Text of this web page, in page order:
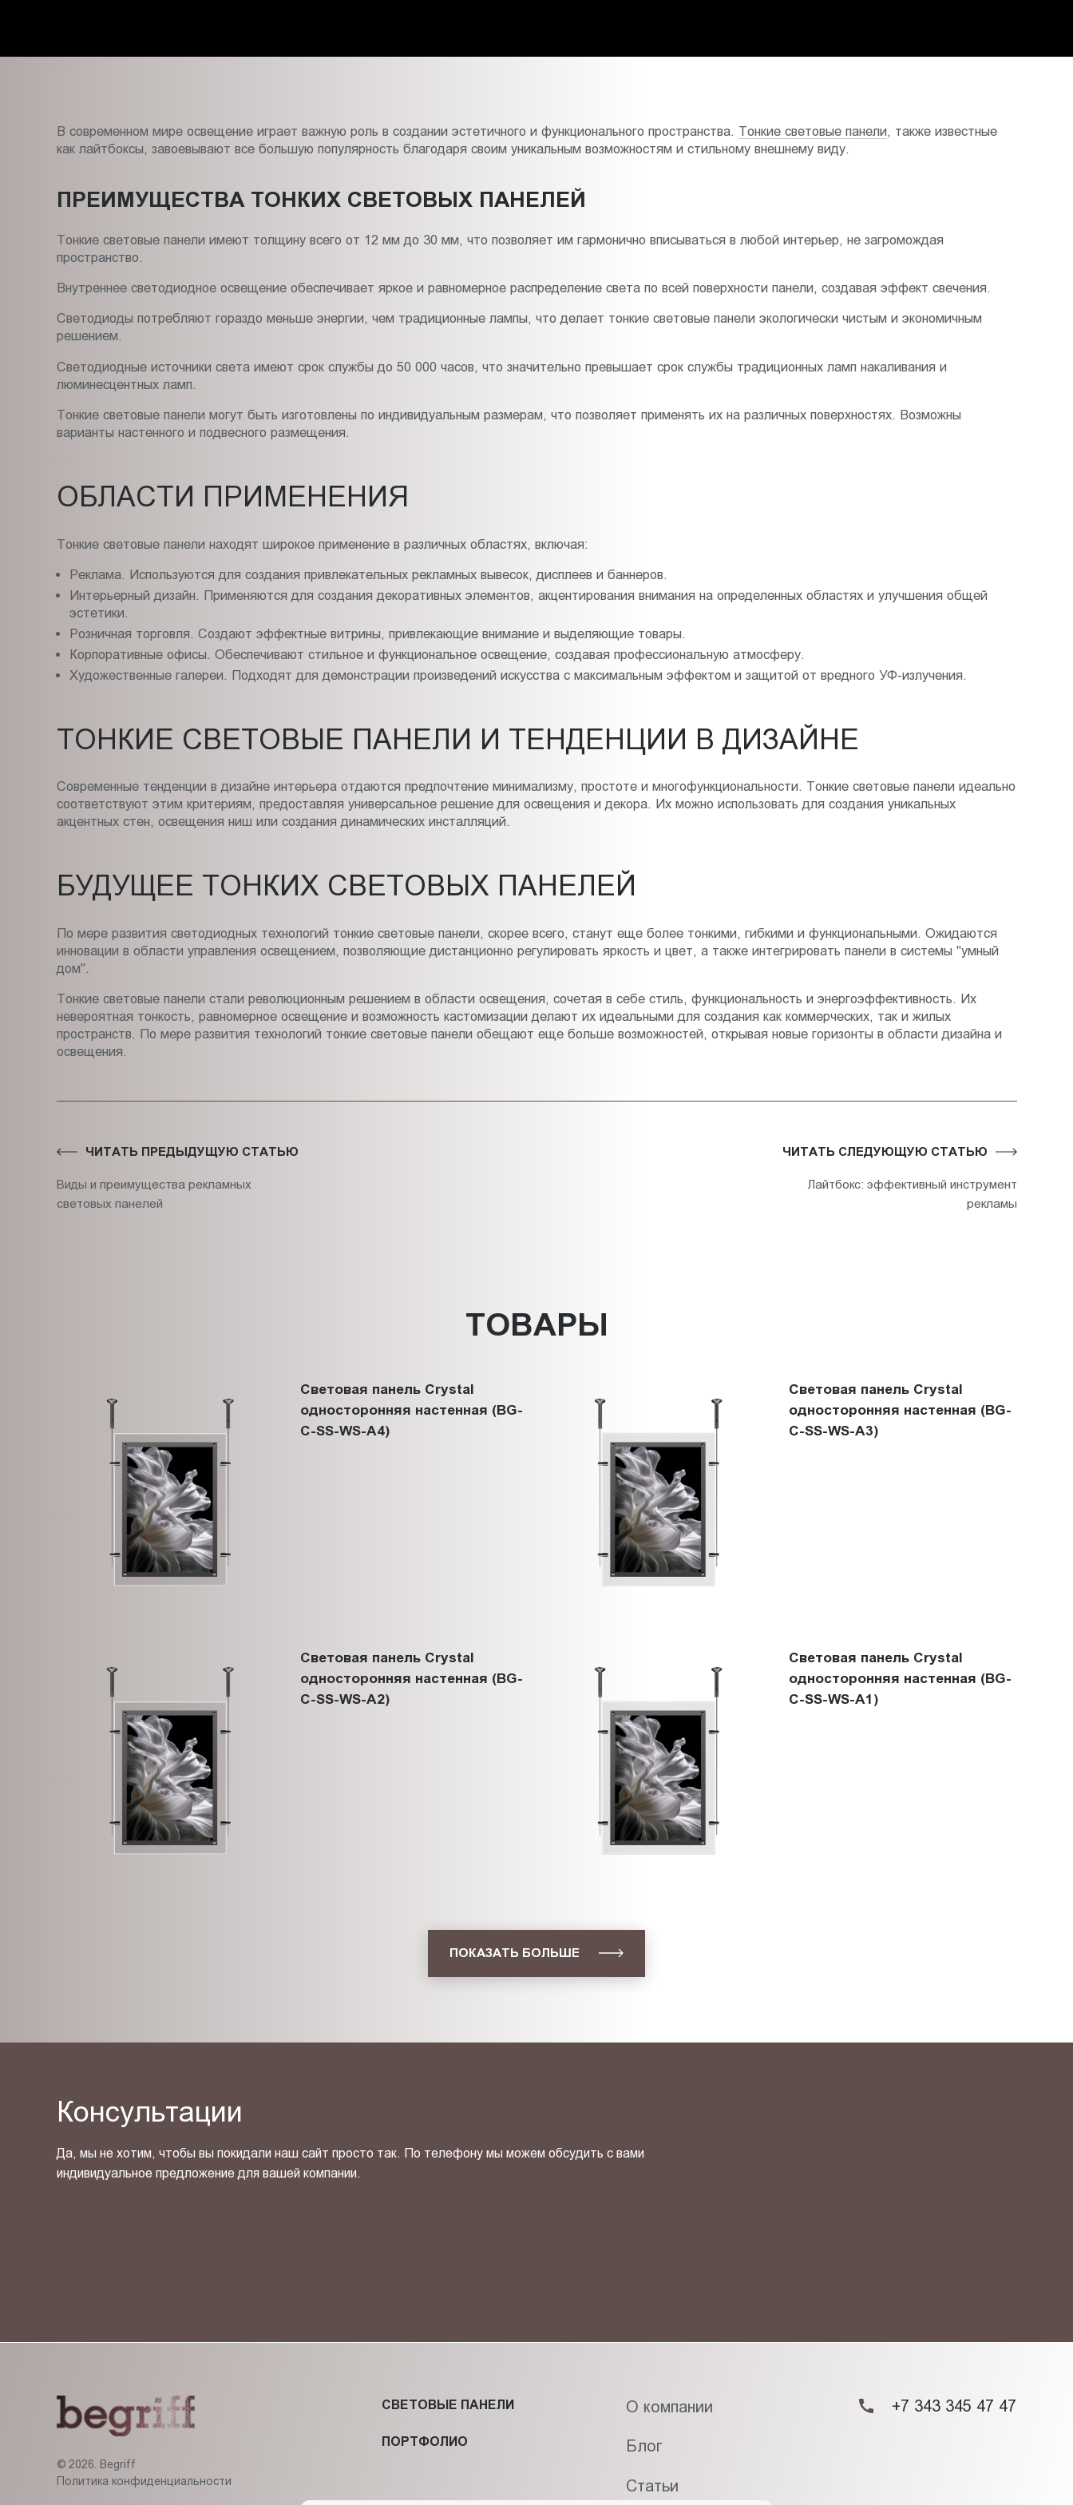
В современном мире освещение играет важную роль в создании эстетичного и функционального пространства. Тонкие световые панели, также известные
как лайтбоксы, завоевывают все большую популярность благодаря своим уникальным возможностям и стильному внешнему виду.
ПРЕИМУЩЕСТВА ТОНКИХ СВЕТОВЫХ ПАНЕЛЕЙ
Тонкие световые панели имеют толщину всего от 12 мм до 30 мм, что позволяет им гармонично вписываться в любой интерьер, не загромождая
пространство.
Внутреннее светодиодное освещение обеспечивает яркое и равномерное распределение света по всей поверхности панели, создавая эффект свечения.
Светодиоды потребляют гораздо меньше энергии, чем традиционные лампы, что делает тонкие световые панели экологически чистым и экономичным
решением.
Светодиодные источники света имеют срок службы до 50 000 часов, что значительно превышает срок службы традиционных ламп накаливания и
люминесцентных ламп.
Тонкие световые панели могут быть изготовлены по индивидуальным размерам, что позволяет применять их на различных поверхностях. Возможны
варианты настенного и подвесного размещения.
ОБЛАСТИ ПРИМЕНЕНИЯ
Тонкие световые панели находят широкое применение в различных областях, включая:
Реклама. Используются для создания привлекательных рекламных вывесок, дисплеев и баннеров.
Интерьерный дизайн. Применяются для создания декоративных элементов, акцентирования внимания на определенных областях и улучшения общей
эстетики.
Розничная торговля. Создают эффектные витрины, привлекающие внимание и выделяющие товары.
Корпоративные офисы. Обеспечивают стильное и функциональное освещение, создавая профессиональную атмосферу.
Художественные галереи. Подходят для демонстрации произведений искусства с максимальным эффектом и защитой от вредного УФ-излучения.
ТОНКИЕ СВЕТОВЫЕ ПАНЕЛИ И ТЕНДЕНЦИИ В ДИЗАЙНЕ
Современные тенденции в дизайне интерьера отдаются предпочтение минимализму, простоте и многофункциональности. Тонкие световые панели идеально
соответствуют этим критериям, предоставляя универсальное решение для освещения и декора. Их можно использовать для создания уникальных
акцентных стен, освещения ниш или создания динамических инсталляций.
БУДУЩЕЕ ТОНКИХ СВЕТОВЫХ ПАНЕЛЕЙ
По мере развития светодиодных технологий тонкие световые панели, скорее всего, станут еще более тонкими, гибкими и функциональными. Ожидаются
инновации в области управления освещением, позволяющие дистанционно регулировать яркость и цвет, а также интегрировать панели в системы "умный
дом".
Тонкие световые панели стали революционным решением в области освещения, сочетая в себе стиль, функциональность и энергоэффективность. Их
невероятная тонкость, равномерное освещение и возможность кастомизации делают их идеальными для создания как коммерческих, так и жилых
пространств. По мере развития технологий тонкие световые панели обещают еще больше возможностей, открывая новые горизонты в области дизайна и
освещения.
ЧИТАТЬ ПРЕДЫДУЩУЮ СТАТЬЮ
Виды и преимущества рекламных
световых панелей
ЧИТАТЬ СЛЕДУЮЩУЮ СТАТЬЮ
Лайтбокс: эффективный инструмент
рекламы
ТОВАРЫ
Световая панель Crystal
односторонняя настенная (BG-
C-SS-WS-A4)
Световая панель Crystal
односторонняя настенная (BG-
C-SS-WS-A3)
Световая панель Crystal
односторонняя настенная (BG-
C-SS-WS-A2)
Световая панель Crystal
односторонняя настенная (BG-
C-SS-WS-A1)
ПОКАЗАТЬ БОЛЬШЕ
Консультации
Да, мы не хотим, чтобы вы покидали наш сайт просто так. По телефону мы можем обсудить с вами
индивидуальное предложение для вашей компании.
© 2026. Begriff
Политика конфиденциальности
СВЕТОВЫЕ ПАНЕЛИ
ПОРТФОЛИО
О компании
Блог
Статьи
+7 343 345 47 47